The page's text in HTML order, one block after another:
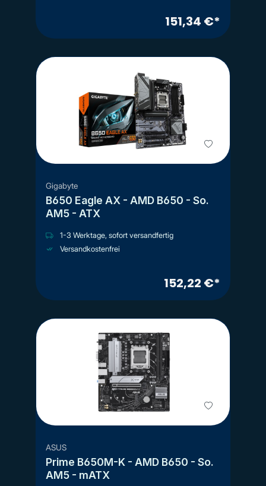
151,34 €*
Gigabyte
B650 Eagle AX - AMD B650 - So.
AM5 - ATX
1-3 Werktage, sofort versandfertig
Versandkostenfrei
152,22 €*
ASUS
Prime B650M-K - AMD B650 - So.
AM5 - mATX